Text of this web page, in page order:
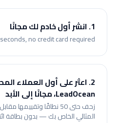
1. انشر أول خادم لك مجانًا
no credit card required.
2. اعثر على أول العملاء
LeadOcean، مجانًا إلى الأبد
زحف حتى 50 نطاقًا
المثالي الخاص بك — بدون بطاقة